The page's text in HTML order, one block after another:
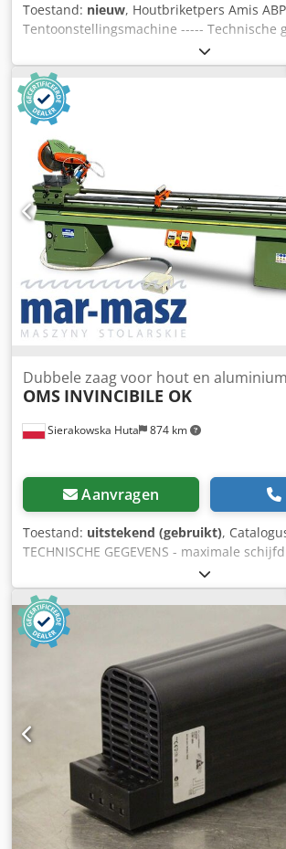
Toestand: nieuw, Houtbriketpers Amis
Tentoonstellingsmachine ----- Technische
Ø: 60 mm, Hydraulisch aggregaat 3 kW:
400 V, frequentie: 50 Hz, Zekering: 16 A,
35 kg/u, Gewicht ca.: 300 kg - Eenvoudige
Hydraulische bediening - Briketdiameter
Briketlengte naar wens instelbaar (max. 60
uitgerust met
Geen elektronische componenten zoals
sensoren en sensoren of ingewikkelde
opslagcontainer - Gehard brikettang -
persstang - Persen zonder toevoeging
Dankzij de voorcompressor kunnen ook
Aqqoha ook volumineuze spanen verwerkt
instelwerk of drukcontrole van de druk
tentoonstellingsmachine -
Sierakowska Huta 874 km
Dubbele zaag voor hout en aluminium
OMS INVINCIBILE OK
Aanvragen
Toestand: uitstekend (gebruikt),
TECHNISCHE GEGEVENS - maximale
- spindeldiameter 30 mm - 2
schijf - pneumatische zaagbeweging
omhoog/omlaag) - zaagkoppen
45° - handmatige instelling van de afstand
zaagkoppen - minimale zaaglengte bij 90°
maximale zaaglengte bij 90° 3020 mm -
graden 90 mm - 2 pneumatische
bedieningspedaal - materiaalsteun -
diameter afzuigstuk 2 x 60 mm -
900 x 1450 mm - gewicht circa 500 kg
geverfd – kantelbare zaagkoppen – DTR-
Netto prijs: 15.900 PLN Netto prijs: 3.790
van de wisselkoers van 4,20 EUR (Prijzen
bij grotere schommelingen)
gebruikte zaag, zeer goede staat